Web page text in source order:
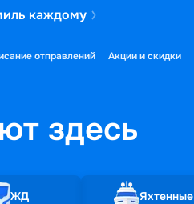
каждому
отправлений Акции и скидки
здесь
ЖД Яхтенные